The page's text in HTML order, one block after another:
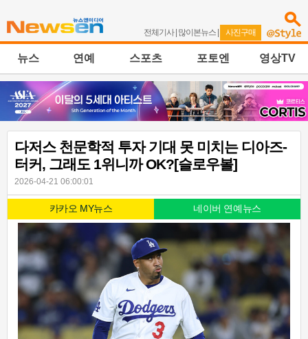
전체기사| 많이본뉴스 | 사진구매
뉴스 연예 스포츠 포토엔 영상TV
다저스 천문학적 투자 기대 못 미치는 디아즈-
터커, 그래도 1위니까 OK?[슬로우볼]
2026-04-21 06:00:01
카카오 MY뉴스 네이버 연예뉴스